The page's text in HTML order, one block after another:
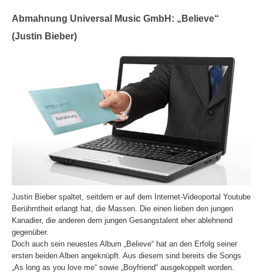
Abmahnung Universal Music GmbH: „Believe“
(Justin Bieber)
Justin Bieber spaltet, seitdem er auf dem Internet-Videoportal Youtube
Berühmtheit erlangt hat, die Massen. Die einen lieben den jungen
Kanadier, die anderen dem jungen Gesangstalent eher ablehnend
gegenüber.
Doch auch sein neuestes Album „Believe“ hat an den Erfolg seiner
ersten beiden Alben angeknüpft. Aus diesem sind bereits die Songs
„As long as you love me“ sowie „Boyfriend“ ausgekoppelt worden.